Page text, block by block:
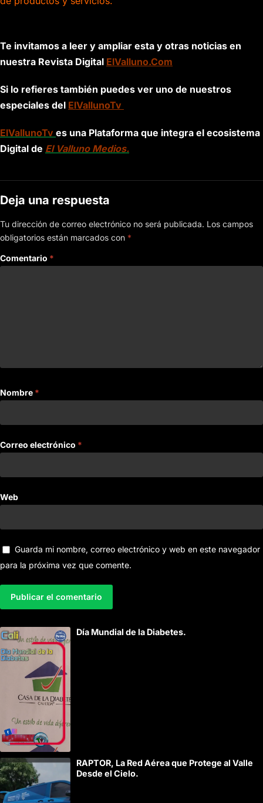
Te invitamos a leer y ampliar esta y otras noticias en
nuestra Revista Digital ElValluno.Com
Si lo refieres también puedes ver uno de nuestros
especiales del ElVallunoTv
ElVallunoTv es una Plataforma que integra el ecosistema
Digital de El Valluno Medios.
Deja una respuesta
Tu dirección de correo electrónico no será publicada. Los campos
obligatorios están marcados con *
Comentario *
Nombre *
Correo electrónico *
Web
Guarda mi nombre, correo electrónico y web en este navegador
para la próxima vez que comente.
l
t
t
i
v
e
:
Día Mundial de la Diabetes.
RAPTOR, La Red Aérea que Protege al Valle
Desde el Cielo.